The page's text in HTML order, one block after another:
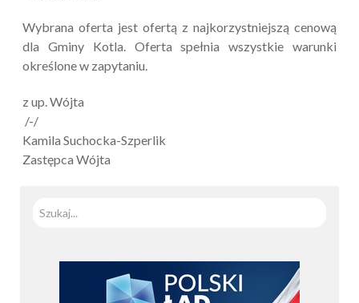
Wybrana oferta jest ofertą z najkorzystniejszą cenową
dla Gminy Kotla. Oferta spełnia wszystkie warunki
określone w zapytaniu.
z up. Wójta
/-/
Kamila Suchocka-Szperlik
Zastępca Wójta